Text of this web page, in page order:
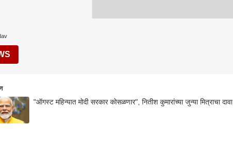
"ऑगस्ट महिन्यात मोदी सरकार कोसळणार", नितीश कुमारांच्या जुन्या मित्राचा दावा